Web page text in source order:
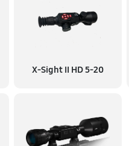
X-Sight II HD 5-20